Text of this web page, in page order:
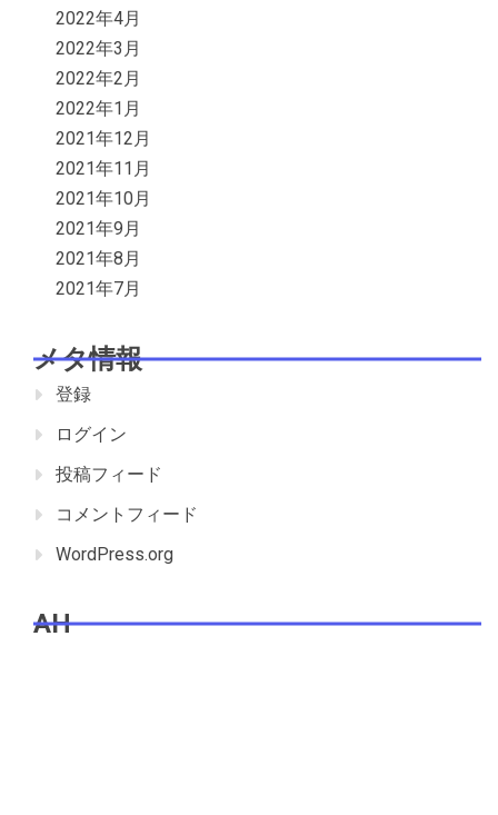
2022年4月
2022年3月
2022年2月
2022年1月
2021年12月
2021年11月
2021年10月
2021年9月
2021年8月
2021年7月
メタ情報
登録
ログイン
投稿フィード
コメントフィード
WordPress.org
AH